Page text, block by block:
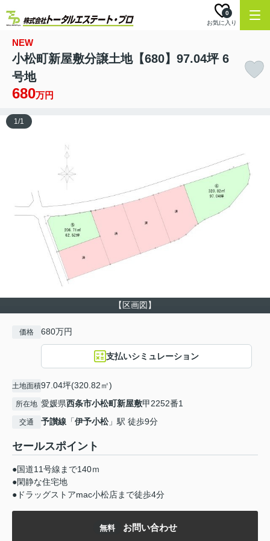
お気に入り
0
NEW
小松町新屋敷分譲土地【680】97.04坪 6
号地
680万円
【区画図】
1/1
価格 680万円
支払いシミュレーション
土地面積97.04坪(320.82㎡)
所在地 愛媛県西条市小松町新屋敷甲2252番1
交通 予讃線 「伊予小松」駅 徒歩9分
セールスポイント
●国道11号線まで140ｍ
●閑静な住宅地
●ドラッグストアmac小松店まで徒歩4分
無料 お問い合わせ